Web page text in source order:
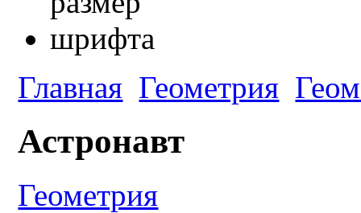
Главная Геометрия
Астронавт
Геометрия